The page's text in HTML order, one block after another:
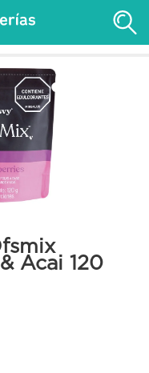
Acai 120